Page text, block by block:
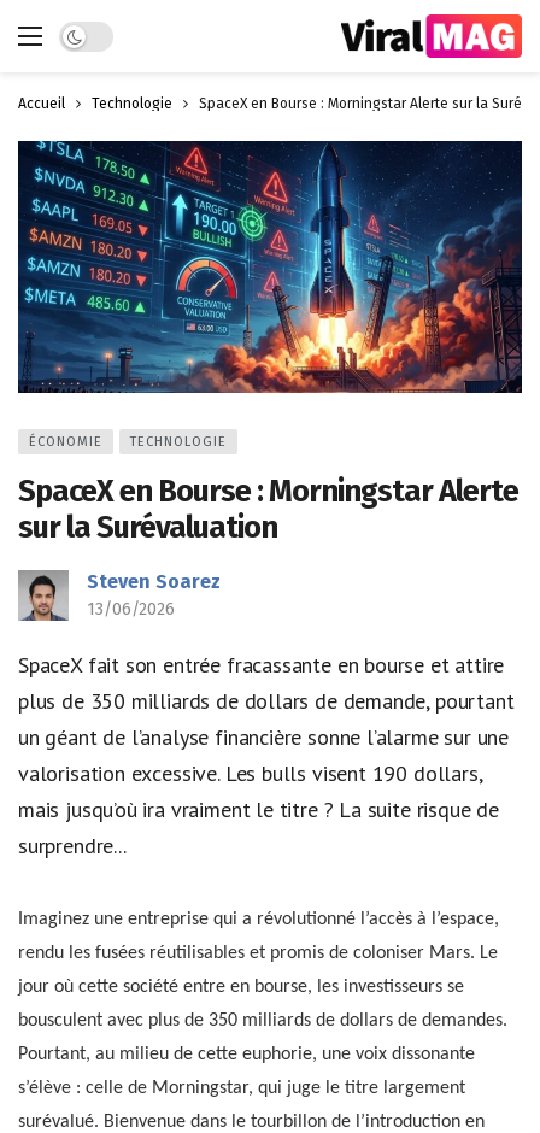
Dark mode
Accueil Technologie SpaceX en Bourse : Morningstar Alerte sur la
ÉCONOMIE TECHNOLOGIE
SpaceX en Bourse : Morningstar Alerte
sur la Surévaluation
Steven Soarez
13/06/2026
SpaceX fait son entrée fracassante en bourse et attire
plus de 350 milliards de dollars de demande, pourtant
un géant de l’analyse financière sonne l’alarme sur une
valorisation excessive. Les bulls visent 190 dollars,
mais jusqu’où ira vraiment le titre ? La suite risque de
surprendre...
Imaginez une entreprise qui a révolutionné l’accès à l’espace,
rendu les fusées réutilisables et promis de coloniser Mars. Le
jour où cette société entre en bourse, les investisseurs se
bousculent avec plus de 350 milliards de dollars de demandes.
Pourtant, au milieu de cette euphorie, une voix dissonante
s’élève : celle de Morningstar, qui juge le titre largement
surévalué. Bienvenue dans le tourbillon de l’introduction en